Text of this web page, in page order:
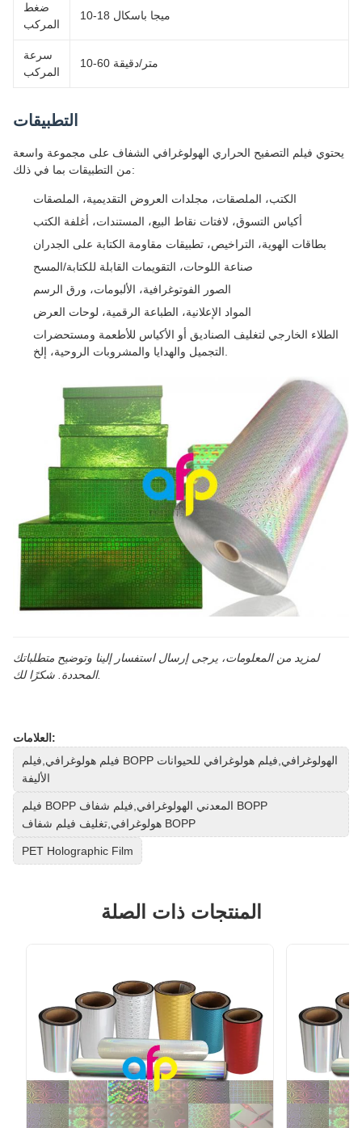
ضغط
المركب
10-18 ميجا باسكال
سرعة
المركب
10-60 متر/دقيقة
التطبيقات
يحتوي فيلم التصفيح الحراري الهولوغرافي الشفاف على مجموعة واسعة
من التطبيقات بما في ذلك:
الكتب، الملصقات، مجلدات العروض التقديمية، الملصقات
أكياس التسوق، لافتات نقاط البيع، المستندات، أغلفة الكتب
بطاقات الهوية، التراخيص، تطبيقات مقاومة الكتابة على الجدران
صناعة اللوحات، التقويمات القابلة للكتابة/المسح
الصور الفوتوغرافية، الألبومات، ورق الرسم
المواد الإعلانية، الطباعة الرقمية، لوحات العرض
الطلاء الخارجي لتغليف الصناديق أو الأكياس للأطعمة ومستحضرات
التجميل والهدايا والمشروبات الروحية، إلخ.
لمزيد من المعلومات، يرجى إرسال استفسار إلينا وتوضيح متطلباتك
المحددة. شكرًا لك.
العلامات:
فيلم هولوغرافي,فيلم BOPP الهولوغرافي,فيلم هولوغرافي للحيوانات
الأليفة
فيلم BOPP المعدني الهولوغرافي,فيلم شفاف BOPP
هولوغرافي,تغليف فيلم شفاف BOPP
PET Holographic Film
المنتجات ذات الصلة